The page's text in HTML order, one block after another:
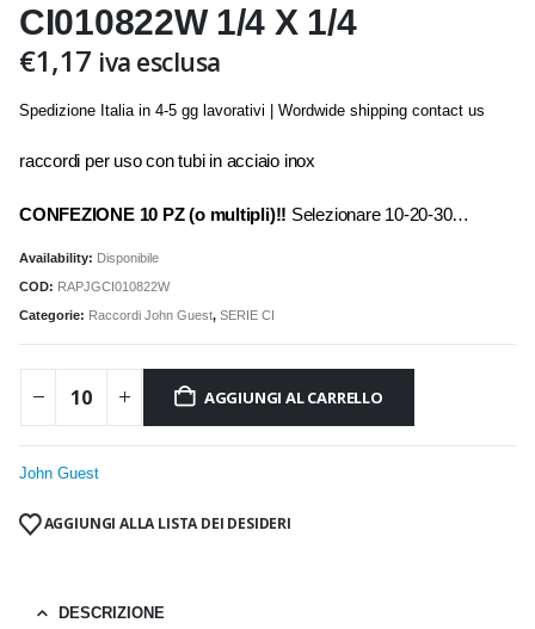
CI010822W 1/4 X 1/4
€1,17 iva esclusa
Spedizione Italia in 4-5 gg lavorativi | Wordwide shipping contact us
raccordi per uso con tubi in acciaio inox
CONFEZIONE 10 PZ (o multipli)!! Selezionare 10-20-30…
Availability: Disponibile
COD: RAPJGCI010822W
Categorie: Raccordi John Guest, SERIE CI
AGGIUNGI AL CARRELLO
John Guest
AGGIUNGI ALLA LISTA DEI DESIDERI
DESCRIZIONE